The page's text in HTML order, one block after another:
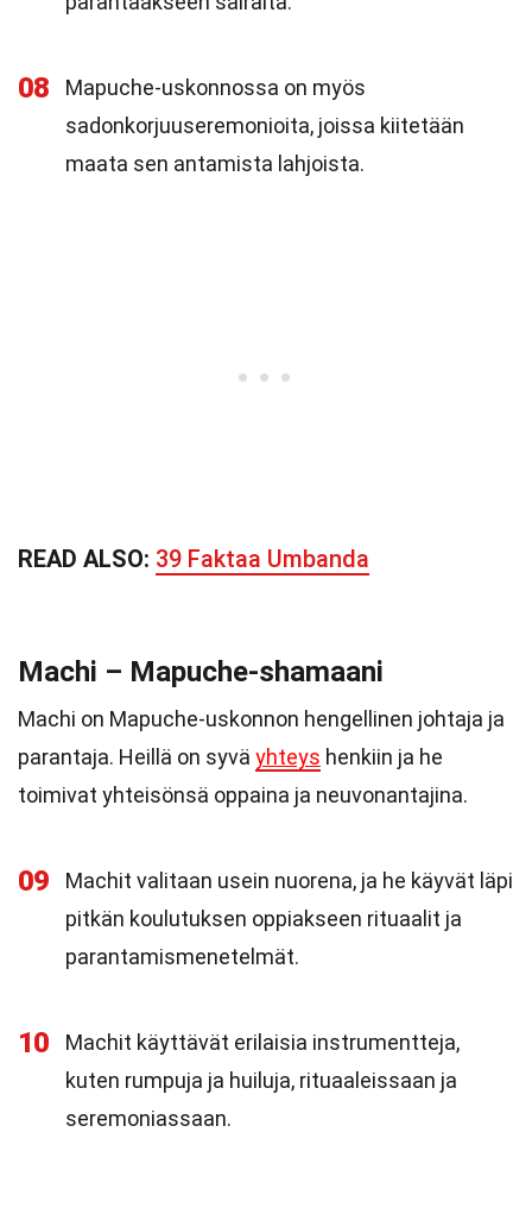
08
Mapuche-uskonnossa on myös
sadonkorjuuseremonioita, joissa kiitetään
maata sen antamista lahjoista.
READ ALSO: 39 Faktaa Umbanda
Machi – Mapuche-shamaani
Machi on Mapuche-uskonnon hengellinen johtaja ja
parantaja. Heillä on syvä yhteys henkiin ja he
toimivat yhteisönsä oppaina ja neuvonantajina.
09
Machit valitaan usein nuorena, ja he käyvät läpi
pitkän koulutuksen oppiakseen rituaalit ja
parantamismenetelmät.
10
Machit käyttävät erilaisia instrumentteja,
kuten rumpuja ja huiluja, rituaaleissaan ja
seremoniassaan.